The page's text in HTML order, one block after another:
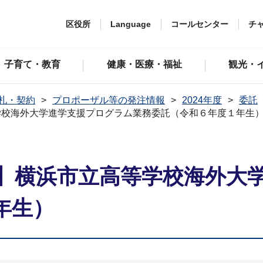
区役所 Language コールセンター チ
子育て・教育 健康・医療・福祉 観光・
・契約 プロポーザル等の発注情報 2024年度 委託
海外⼤学進学⽀援プログラム業務委託（令和６年度１年⽣）
横浜市⽴⾼等学校海外⼤
）